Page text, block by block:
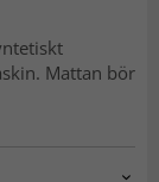
Mattan bör